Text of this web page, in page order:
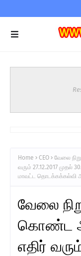
Home CEO
வேலை
வரும் 27.12.2017 முதல்
மாவட்ட தொடக்கக்கல்வி
வேலை
கொண்ட
எதிர்